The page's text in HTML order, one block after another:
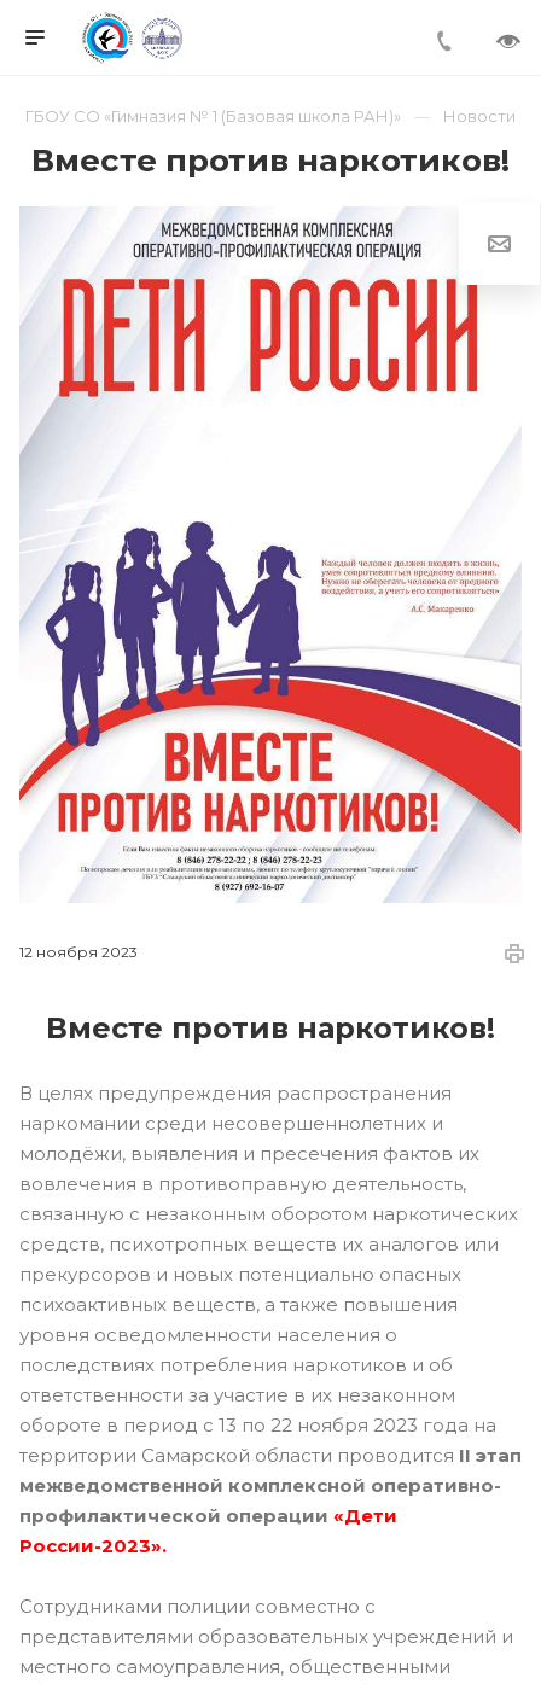
ГБОУ СО «Гимназия № 1 (Базовая школа РАН)» Новости
Вместе против наркотиков!
12 ноября 2023
Вместе против наркотиков!
В целях предупреждения распространения
наркомании среди несовершеннолетних и
молодёжи, выявления и пресечения фактов их
вовлечения в противоправную деятельность,
связанную с незаконным оборотом наркотических
средств, психотропных веществ их аналогов или
прекурсоров и новых потенциально опасных
психоактивных веществ, а также повышения
уровня осведомленности населения о
последствиях потребления наркотиков и об
ответственности за участие в их незаконном
обороте в период с 13 по 22 ноября 2023 года на
территории Самарской области проводится II этап
межведомственной комплексной оперативно-
профилактической операции «Дети
России-2023».
Сотрудниками полиции совместно с
представителями образовательных учреждений и
местного самоуправления, общественными